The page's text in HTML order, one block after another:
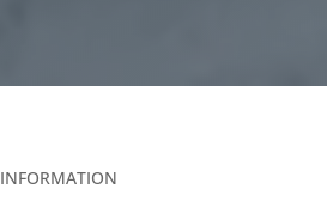
INFORMATION